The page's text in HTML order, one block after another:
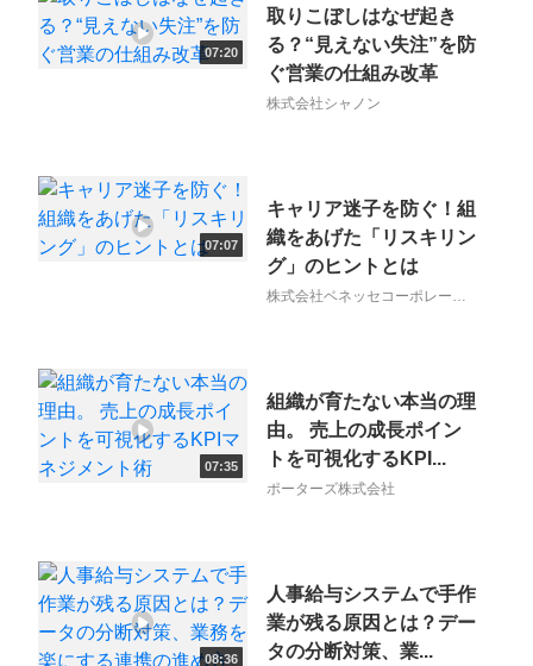
07:20
取りこぼしはなぜ起き
る？“見えない失注”を防
ぐ営業の仕組み改革
株式会社シャノン
07:07
キャリア迷子を防ぐ！組
織をあげた「リスキリン
グ」のヒントとは
株式会社ベネッセコーポレーシ
07:35
組織が育たない本当の理
由。 売上の成長ポイン
トを可視化するKPI...
ポーターズ株式会社
08:36
人事給与システムで手作
業が残る原因とは？デー
タの分断対策、業...